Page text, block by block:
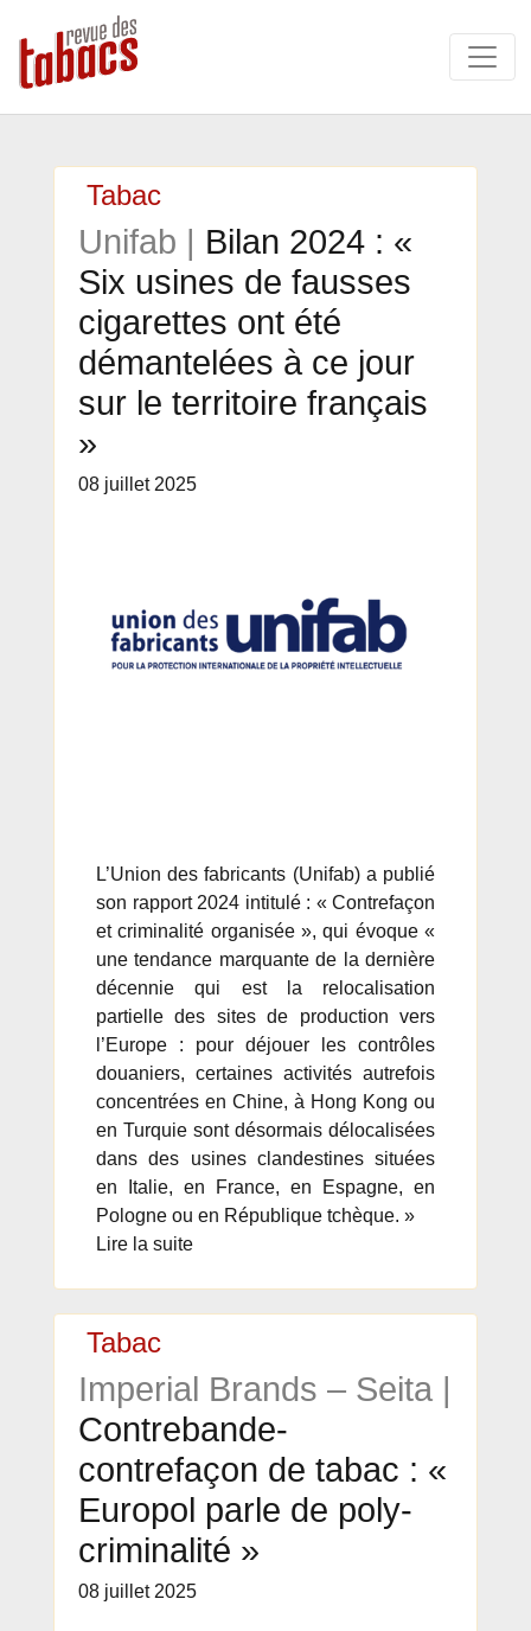
Tabac
Unifab | Bilan 2024 : «
Six usines de fausses
cigarettes ont été
démantelées à ce jour
sur le territoire français
»
08 juillet 2025
L’Union des fabricants (Unifab) a publié
son rapport 2024 intitulé : « Contrefaçon
et criminalité organisée », qui évoque «
une tendance marquante de la dernière
décennie qui est la relocalisation
partielle des sites de production vers
l’Europe : pour déjouer les contrôles
douaniers, certaines activités autrefois
concentrées en Chine, à Hong Kong ou
en Turquie sont désormais délocalisées
dans des usines clandestines situées
en Italie, en France, en Espagne, en
Pologne ou en République tchèque. »
Lire la suite
Tabac
Imperial Brands – Seita |
Contrebande-
contrefaçon de tabac : «
Europol parle de poly-
criminalité »
08 juillet 2025